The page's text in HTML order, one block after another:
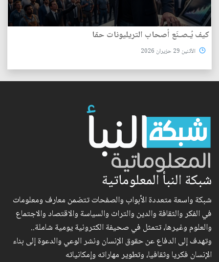
كيف يُـصـنَع أصحاب التريليونات حقا
الأثنين 29 حزيران 2026
شبكة النبأ المعلوماتية
شبكة واسعة متعددة الأبواب والصفحات تتضمن معارف ومعلومات
في الفكر والثقافة والدين والتراث والسياسة والاقتصاد والاجتماع
والعلوم وغيرها، تتمثل في صحيفة الكترونية يومية شاملة..
وتهدف إلى الدفاع عن حقوق الإنسان ونشر الوعي والدعوة إلى بناء
الإنسان فكريا وثقافيا، وتطوير مهاراته وإمكانياته